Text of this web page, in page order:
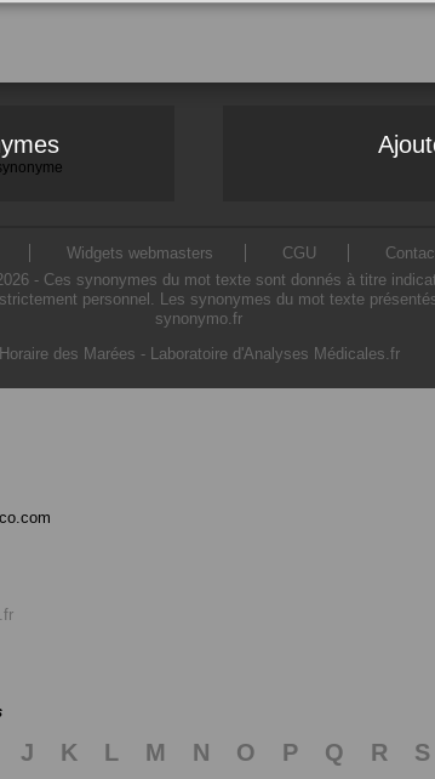
Widgets webmasters CGU
- Ces synonymes du mot texte sont donnés à titre
personnel. Les synonymes du mot texte
synonymo.fr
Horaire des Marées - Laboratoire d'Analyses Médicales.fr
J K L M N O P Q R S